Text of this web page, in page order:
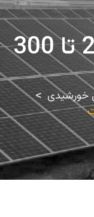
بین 200 تا 300
خورشیدی